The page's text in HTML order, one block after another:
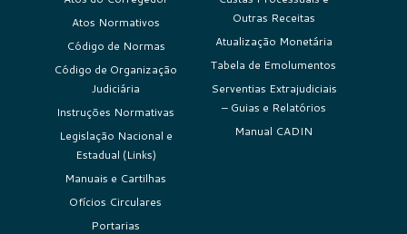
Atos Normativos
Código de Normas
Código de Organização
Judiciária
Instruções Normativas
Legislação Nacional e
Estadual (Links)
Manuais e Cartilhas
Ofícios Circulares
Portarias
Outras Receitas
Atualização Monetária
Tabela de Emolumentos
Serventias Extrajudiciais
– Guias e Relatórios
Manual CADIN